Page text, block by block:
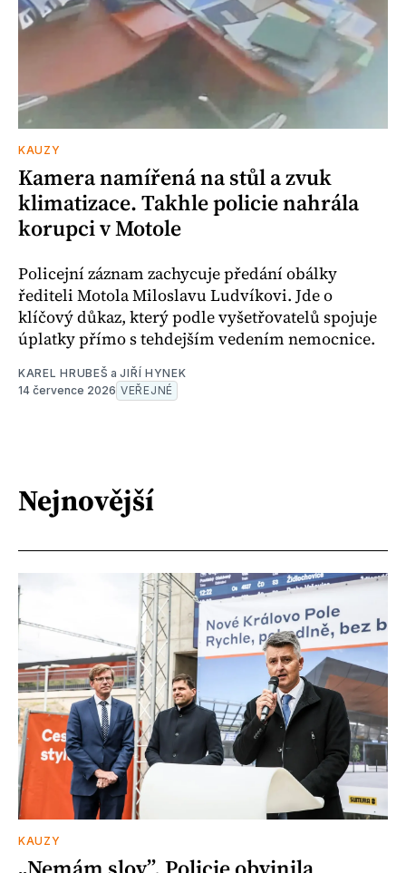
KAUZY
Kamera namířená na stůl a zvuk
klimatizace. Takhle policie nahrála
korupci v Motole
Policejní záznam zachycuje předání obálky
řediteli Motola Miloslavu Ludvíkovi. Jde o
klíčový důkaz, který podle vyšetřovatelů spojuje
úplatky přímo s tehdejším vedením nemocnice.
KAREL HRUBEŠ aJIŘÍ HYNEK
14 července 2026 VEŘEJNÉ
Nejnovější
KAUZY